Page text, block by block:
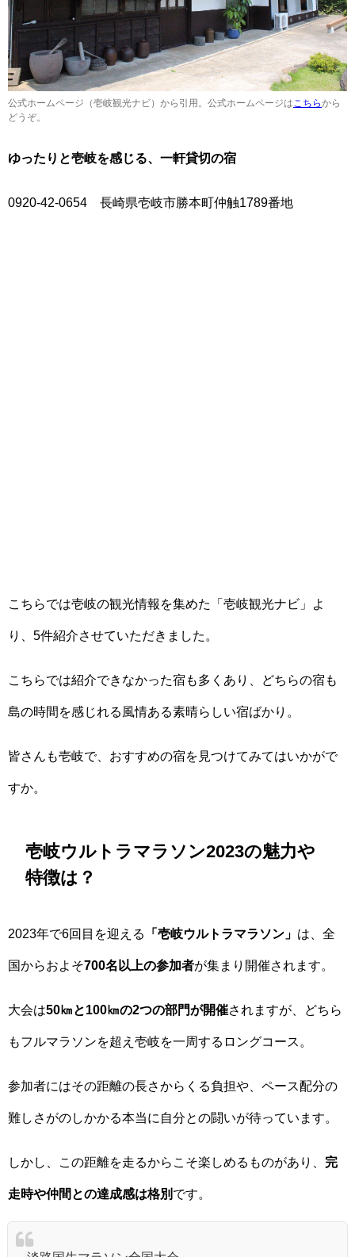
公式ホームページ（壱岐観光ナビ）から引用。公式ホームページはこちらから
どうぞ。
ゆったりと壱岐を感じる、一軒貸切の宿
0920-42-0654 長崎県壱岐市勝本町仲触1789番地
こちらでは壱岐の観光情報を集めた「壱岐観光ナビ」よ
り、5件紹介させていただきました。
こちらでは紹介できなかった宿も多くあり、どちらの宿も
島の時間を感じれる風情ある素晴らしい宿ばかり。
皆さんも壱岐で、おすすめの宿を見つけてみてはいかがで
すか。
壱岐ウルトラマラソン2023の魅力や
特徴は？
2023年で6回目を迎える 「壱岐ウルトラマラソン」 は、全
国からおよそ700名以上の参加者が集まり開催されます。
大会は50㎞と100㎞の2つの部門が開催されますが、どちら
もフルマラソンを超え壱岐を一周するロングコース。
参加者にはその距離の長さからくる負担や、ペース配分の
難しさがのしかかる本当に自分との闘いが待っています。
しかし、この距離を走るからこそ楽しめるものがあり、 完
走時や仲間との達成感は格別 です。